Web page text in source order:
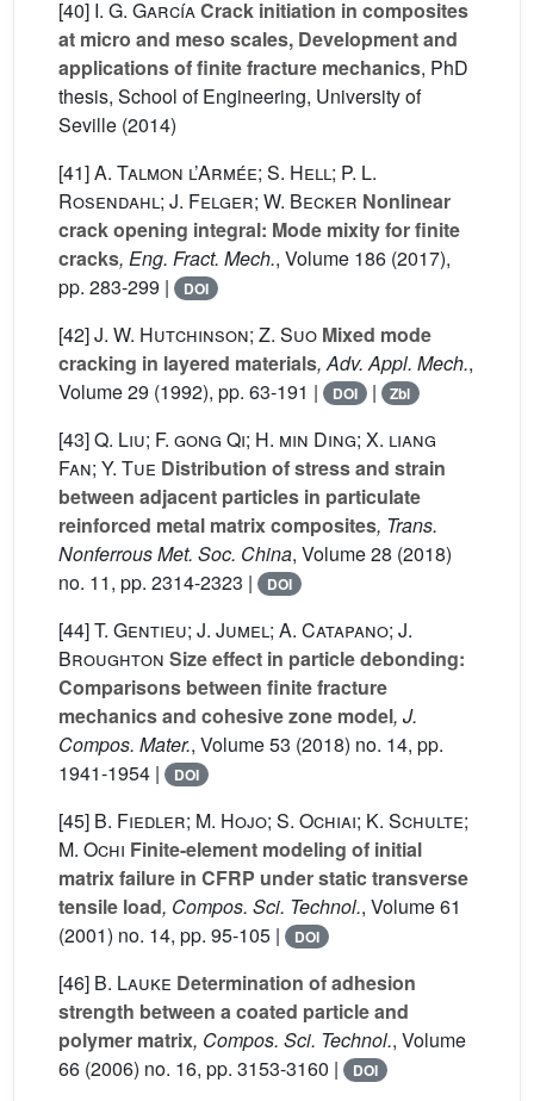
[40] I. G. GarcíaCrack initiation in composites
at micro and meso scales, Development and
applications of finite fracture mechanics, PhD
thesis, School of Engineering, University of
Seville (2014)
[41]A. Talmon l’Armée; S. Hell; P. L.
Rosendahl; J. Felger; W. Becker Nonlinear
crack opening integral: Mode mixity for finite
cracks, Eng. Fract. Mech., Volume 186 (2017),
pp. 283-299 |
DOI
[42]J. W. Hutchinson; Z. Suo Mixed mode
cracking in layered materials, Adv. Appl. Mech.,
Volume 29 (1992), pp. 63-191 | DOI | Zbl
[43]Q. Liu; F. gong Qi; H. min Ding; X. liang
Fan; Y. Tue Distribution of stress and strain
between adjacent particles in particulate
reinforced metal matrix composites, Trans.
Nonferrous Met. Soc. China, Volume 28 (2018)
no. 11, pp. 2314-2323 |
DOI
[44]T. Gentieu; J. Jumel; A. Catapano; J.
Broughton Size effect in particle debonding:
Comparisons between finite fracture
mechanics and cohesive zone model, J.
Compos. Mater., Volume 53 (2018) no. 14, pp.
1941-1954 |
DOI
[45] B. Fiedler; M. Hojo; S. Ochiai; K. Schulte;
M. Ochi Finite-element modeling of initial
matrix failure in CFRP under static transverse
tensile load, Compos. Sci. Technol., Volume 61
(2001) no. 14, pp. 95-105 |
DOI
[46] B. Lauke Determination of adhesion
strength between a coated particle and
polymer matrix, Compos. Sci. Technol., Volume
66 (2006) no. 16, pp. 3153-3160 | DOI